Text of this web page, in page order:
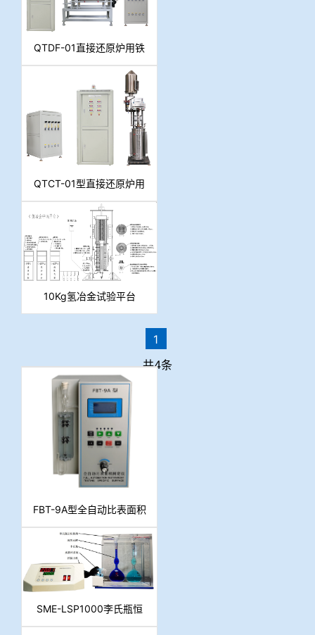
QTDF-01直接还原炉用铁
矿石低温动态还原粉化测
QTCT-01型直接还原炉用
铁矿球团成团性测定装置
10Kg氢冶金试验平台
1
共4条
FBT-9A型全自动比表面积
测定仪
SME-LSP1000李氏瓶恒
温槽水泥密度测定仪